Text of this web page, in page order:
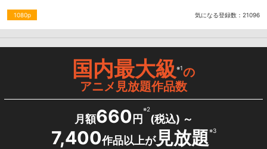
1080p 気になる登録数： 21096
国内最大級※1の
アニメ見放題作品数
月額660 円
※2
(税込) ～
7,400作品以上が見放題※3